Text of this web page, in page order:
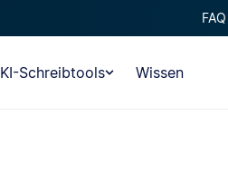
FAQ
KI-Schreibtools Wissen